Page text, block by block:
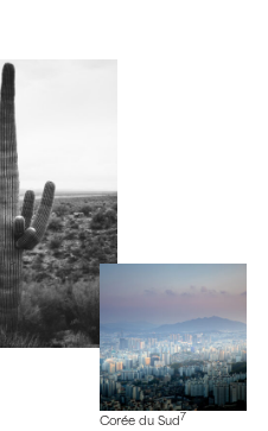
Corée du Sud 7